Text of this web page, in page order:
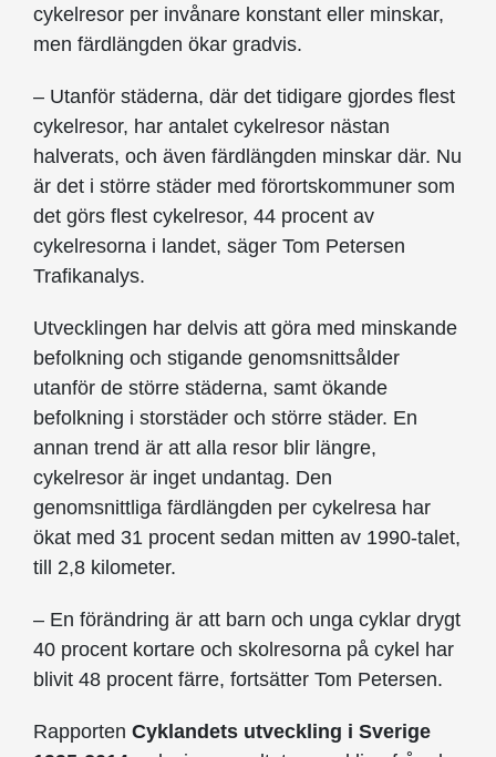
cykelresor per invånare konstant eller minskar,
men färdlängden ökar gradvis.
– Utanför städerna, där det tidigare gjordes flest
cykelresor, har antalet cykelresor nästan
halverats, och även färdlängden minskar där. Nu
är det i större städer med förortskommuner som
det görs flest cykelresor, 44 procent av
cykelresorna i landet, säger Tom Petersen
Trafikanalys.
Utvecklingen har delvis att göra med minskande
befolkning och stigande genomsnittsålder
utanför de större städerna, samt ökande
befolkning i storstäder och större städer. En
annan trend är att alla resor blir längre,
cykelresor är inget undantag. Den
genomsnittliga färdlängden per cykelresa har
ökat med 31 procent sedan mitten av 1990-talet,
till 2,8 kilometer.
– En förändring är att barn och unga cyklar drygt
40 procent kortare och skolresorna på cykel har
blivit 48 procent färre, fortsätter Tom Petersen.
Rapporten Cyklandets utveckling i Sverige